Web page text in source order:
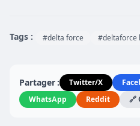
Tags : #delta force #deltaforce
Partager : Twitter/X
WhatsApp
Reddit 🔗